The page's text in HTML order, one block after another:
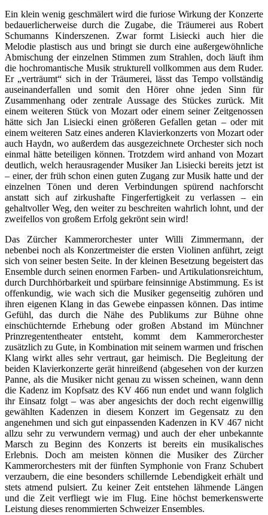
Ein klein wenig geschmälert wird die furiose Wirkung der Konzerte
bedauerlicherweise durch die Zugabe, die Träumerei aus Robert
Schumanns Kinderszenen. Zwar formt Lisiecki auch hier die
Melodie plastisch aus und bringt sie durch eine außergewöhnliche
Abmischung der einzelnen Stimmen zum Strahlen, doch läuft ihm
die hochromantische Musik strukturell vollkommen aus dem Ruder.
Er „verträumt“ sich in der Träumerei, lässt das Tempo vollständig
auseinanderfallen und somit den Hörer ohne jeden Sinn für
Zusammenhang oder zentrale Aussage des Stückes zurück. Mit
einem weiteren Stück von Mozart oder einem seiner Zeitgenossen
hätte sich Jan Lisiecki einen größeren Gefallen getan – oder mit
einem weiteren Satz eines anderen Klavierkonzerts von Mozart oder
auch Haydn, wo außerdem das ausgezeichnete Orchester sich noch
einmal hätte beteiligen können. Trotzdem wird anhand von Mozart
deutlich, welch herausragender Musiker Jan Lisiecki bereits jetzt ist
– einer, der früh schon einen guten Zugang zur Musik hatte und der
einzelnen Tönen und deren Verbindungen spürend nachforscht
anstatt sich auf zirkushafte Fingerfertigkeit zu verlassen – ein
gehaltvoller Weg, den weiter zu beschreiten wahrlich lohnt, und der
zweifellos von großem Erfolg gekrönt sein wird!
Das Zürcher Kammerorchester unter Willi Zimmermann, der
nebenbei noch als Konzertmeister die ersten Violinen anführt, zeigt
sich von seiner besten Seite. In der kleinen Besetzung begeistert das
Ensemble durch seinen enormen Farben- und Artikulationsreichtum,
durch Durchhörbarkeit und spürbare feinsinnige Abstimmung. Es ist
offenkundig, wie wach sich die Musiker gegenseitig zuhören und
ihren eigenen Klang in das Gewebe einpassen können. Das intime
Gefühl, das durch die Nähe des Publikums zur Bühne ohne
einschüchternde Erhebung oder großen Abstand im Münchner
Prinzregententheater entsteht, kommt dem Kammerorchester
zusätzlich zu Gute, in Kombination mit seinem warmen und frischen
Klang wirkt alles sehr vertraut, gar heimisch. Die Begleitung der
beiden Klavierkonzerte gerät hinreißend (abgesehen von der kurzen
Panne, als die Musiker nicht genau zu wissen scheinen, wann denn
die Kadenz im Kopfsatz des KV 466 nun endet und wann folglich
ihr Einsatz folgt – was aber angesichts der doch recht eigenwillig
gewählten Kadenzen in diesem Konzert im Gegensatz zu den
angenehmen und sich gut einpassenden Kadenzen in KV 467 nicht
allzu sehr zu verwundern vermag) und auch der eher unbekannte
Marsch zu Beginn des Konzerts ist bereits ein musikalisches
Erlebnis. Doch am meisten können die Musiker des Zürcher
Kammerorchesters mit der fünften Symphonie von Franz Schubert
verzaubern, die eine besonders schillernde Lebendigkeit erhält und
stets atmend pulsiert. Zu keiner Zeit entstehen lähmende Längen
und die Zeit verfliegt wie im Flug. Eine höchst bemerkenswerte
Leistung dieses renommierten Schweizer Ensembles.